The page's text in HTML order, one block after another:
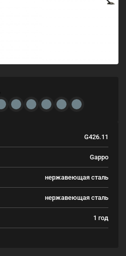
G426.11
Gappo
нержавеющая сталь
нержавеющая сталь
1 год